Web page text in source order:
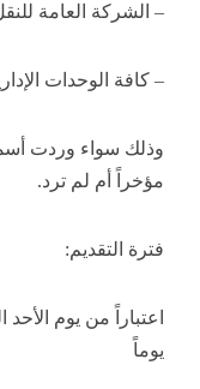
– الشركة العامة
– كافة الوحدات
وذلك سواء وردت
مؤخراً أم لم ترد.
فترة التقديم:
يوماً